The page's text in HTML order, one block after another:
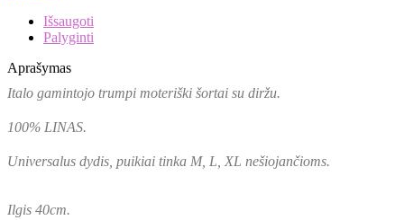
Išsaugoti
Palyginti
Aprašymas
Italo gamintojo trumpi moteriški šortai su diržu.
100% LINAS.
Universalus dydis, puikiai tinka M, L, XL nešiojančioms.
Ilgis 40cm.